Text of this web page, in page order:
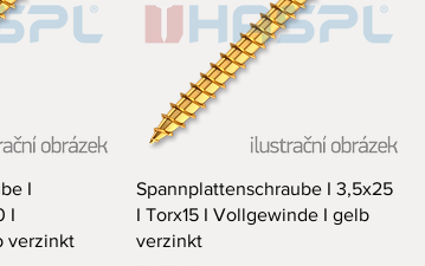
I
I
verzinkt
Schnellansicht
Spannplattenschraube I 3,5x25
I Torx15 I Vollgewinde I gelb
verzinkt